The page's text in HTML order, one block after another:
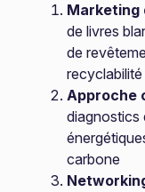
Marketing
de livres
de
recyclabilité
Approche
diagnostics
carbone